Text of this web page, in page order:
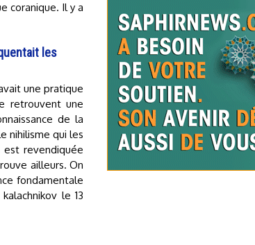
coranique. Il y a
les
une pratique
retrouvent une
de la
nihilisme qui les
est revendiquée
ailleurs. On
fondamentale
le 13